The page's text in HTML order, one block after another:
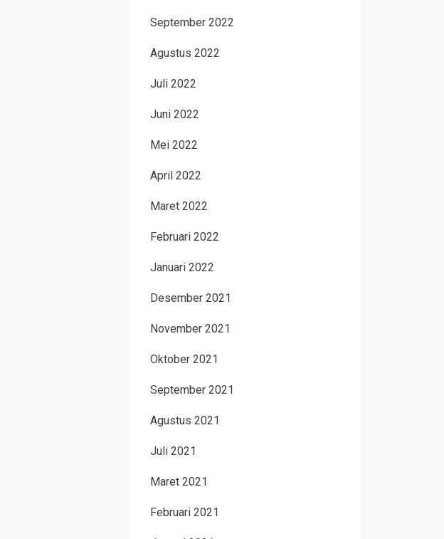
September 2022
Agustus 2022
Juli 2022
Juni 2022
Mei 2022
April 2022
Maret 2022
Februari 2022
Januari 2022
Desember 2021
November 2021
Oktober 2021
September 2021
Agustus 2021
Juli 2021
Maret 2021
Februari 2021